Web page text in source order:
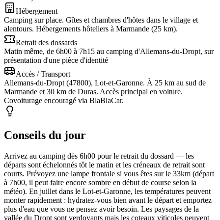
Hébergement
Camping sur place. Gîtes et chambres d'hôtes dans le village et
alentours. Hébergements hôteliers à Marmande (25 km).
Retrait des dossards
Matin même, de 6h00 à 7h15 au camping d'Allemans-du-Dropt, sur
présentation d'une pièce d'identité
Accès / Transport
Allemans-du-Dropt (47800), Lot-et-Garonne. À 25 km au sud de
Marmande et 30 km de Duras. Accès principal en voiture.
Covoiturage encouragé via BlaBlaCar.
Conseils du jour
Arrivez au camping dès 6h00 pour le retrait du dossard — les
départs sont échelonnés tôt le matin et les créneaux de retrait sont
courts. Prévoyez une lampe frontale si vous êtes sur le 33km (départ
à 7h00, il peut faire encore sombre en début de course selon la
météo). En juillet dans le Lot-et-Garonne, les températures peuvent
monter rapidement : hydratez-vous bien avant le départ et emportez
plus d'eau que vous ne pensez avoir besoin. Les paysages de la
vallée du Dropt sont verdoyants mais les coteaux viticoles peuvent